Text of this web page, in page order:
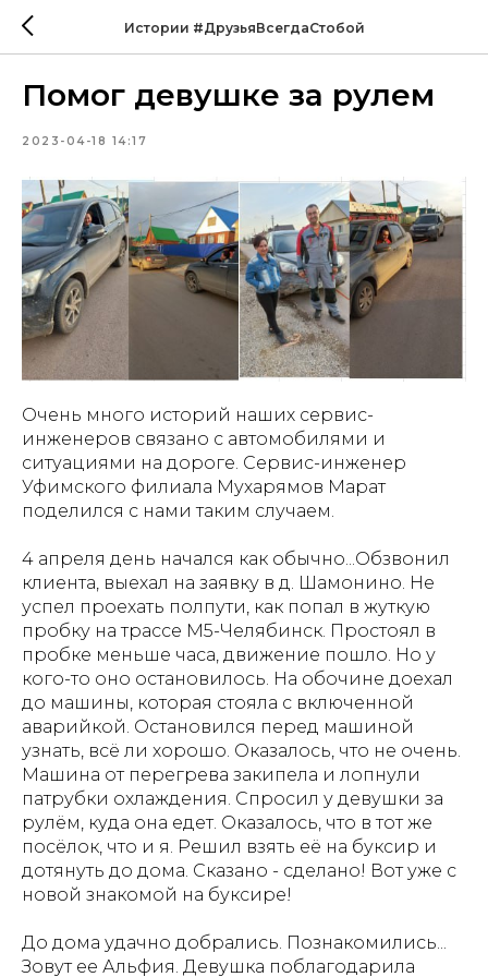
Истории #ДрузьяВсегдаСтобой
Помог девушке за рулем
2023-04-18 14:17
Очень много историй наших сервис-
инженеров связано с автомобилями и
ситуациями на дороге. Сервис-инженер
Уфимского филиала Мухарямов Марат
поделился с нами таким случаем.
4 апреля день начался как обычно...Обзвонил
клиента, выехал на заявку в д. Шамонино. Не
успел проехать полпути, как попал в жуткую
пробку на трассе М5-Челябинск. Простоял в
пробке меньше часа, движение пошло. Но у
кого-то оно остановилось. На обочине доехал
до машины, которая стояла с включенной
аварийкой. Остановился перед машиной
узнать, всё ли хорошо. Оказалось, что не очень.
Машина от перегрева закипела и лопнули
патрубки охлаждения. Спросил у девушки за
рулём, куда она едет. Оказалось, что в тот же
посёлок, что и я. Решил взять её на буксир и
дотянуть до дома. Сказано - сделано! Вот уже с
новой знакомой на буксире!
До дома удачно добрались. Познакомились...
Зовут ее Альфия. Девушка поблагодарила